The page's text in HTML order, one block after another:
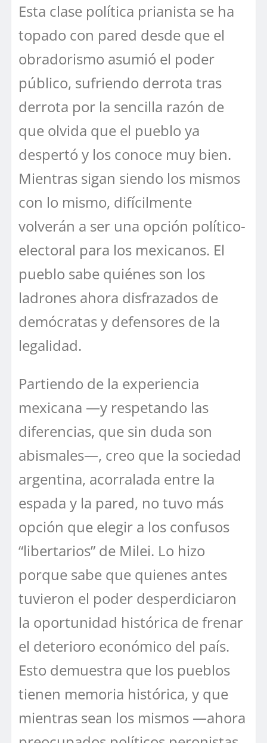
Esta clase política prianista se ha
topado con pared desde que el
obradorismo asumió el poder
público, sufriendo derrota tras
derrota por la sencilla razón de
que olvida que el pueblo ya
despertó y los conoce muy bien.
Mientras sigan siendo los mismos
con lo mismo, difícilmente
volverán a ser una opción político-
electoral para los mexicanos. El
pueblo sabe quiénes son los
ladrones ahora disfrazados de
demócratas y defensores de la
legalidad.
Partiendo de la experiencia
mexicana —y respetando las
diferencias, que sin duda son
abismales—, creo que la sociedad
argentina, acorralada entre la
espada y la pared, no tuvo más
opción que elegir a los confusos
“libertarios” de Milei. Lo hizo
porque sabe que quienes antes
tuvieron el poder desperdiciaron
la oportunidad histórica de frenar
el deterioro económico del país.
Esto demuestra que los pueblos
tienen memoria histórica, y que
mientras sean los mismos —ahora